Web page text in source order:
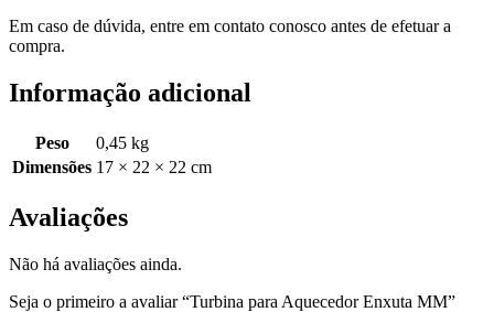
Em caso de dúvida, entre em contato conosco antes de efetuar a
compra.
Informação adicional
Peso
0,45 kg
Dimensões 17 × 22 × 22 cm
Avaliações
Não há avaliações ainda.
Seja o primeiro a avaliar “Turbina para Aquecedor Enxuta MM”